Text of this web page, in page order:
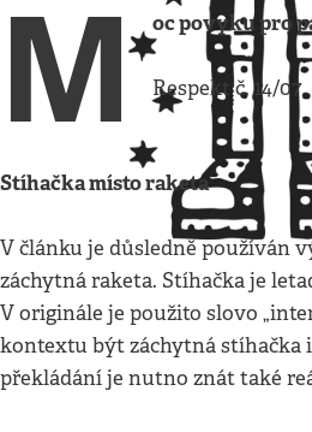
M oc povyku pro
Respekt č. 14/07
Stíhačka místo raketa
V článku je důsledně používán
záchytná raketa. Stíhačka je
V originále je použito slovo
kontextu být záchytná stíhačka
překládání je nutno znát také